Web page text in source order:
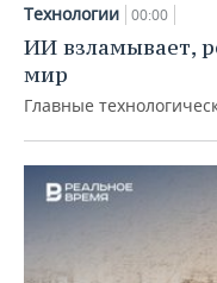
Технологии 00:00
ИИ взламывает,
мир
Главные